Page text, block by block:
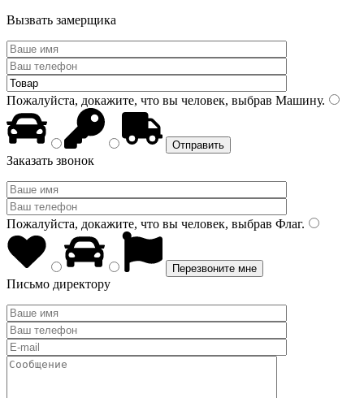
Вызвать замерщика
Пожалуйста, докажите, что вы человек, выбрав Машину.
Заказать звонок
Пожалуйста, докажите, что вы человек, выбрав Флаг.
Письмо директору